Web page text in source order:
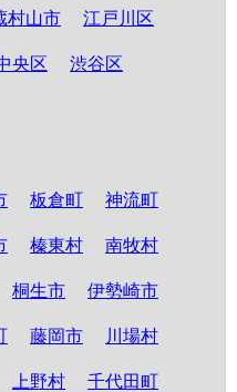
村山市 江戸川区
央区 渋谷区
板倉町 神流町
榛東村 南牧村
桐生市 伊勢崎市
藤岡市 川場村
上野村 千代田町